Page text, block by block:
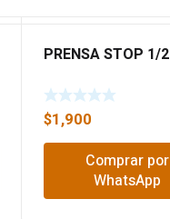
PRENSA STOP 1/2
$1,900
Comprar por
WhatsApp